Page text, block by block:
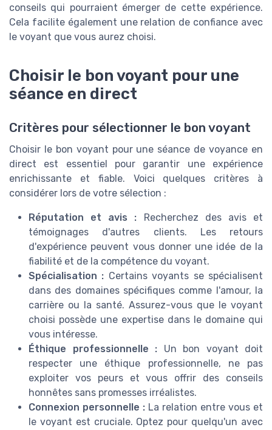
conseils qui pourraient émerger de cette expérience.
Cela facilite également une relation de confiance avec
le voyant que vous aurez choisi.
Choisir le bon voyant pour une
séance en direct
Critères pour sélectionner le bon voyant
Choisir le bon voyant pour une séance de voyance en
direct est essentiel pour garantir une expérience
enrichissante et fiable. Voici quelques critères à
considérer lors de votre sélection :
Réputation et avis : Recherchez des avis et
témoignages d'autres clients. Les retours
d'expérience peuvent vous donner une idée de la
fiabilité et de la compétence du voyant.
Spécialisation : Certains voyants se spécialisent
dans des domaines spécifiques comme l'amour, la
carrière ou la santé. Assurez-vous que le voyant
choisi possède une expertise dans le domaine qui
vous intéresse.
Éthique professionnelle : Un bon voyant doit
respecter une éthique professionnelle, ne pas
exploiter vos peurs et vous offrir des conseils
honnêtes sans promesses irréalistes.
Connexion personnelle : La relation entre vous et
le voyant est cruciale. Optez pour quelqu'un avec